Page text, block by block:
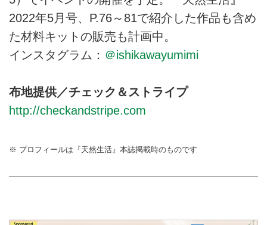
2022年5月号、P.76～81で紹介した作品も含め
た材料キットの販売も計画中。
インスタグラム： ＠ishikawayumimi
布地提供／チェック＆ストライプ
http://checkandstripe.com
※ プロフィールは『天然生活』本誌掲載時のものです